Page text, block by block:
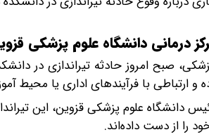
صبح امروز حادثه تیراندازی در
با فرآیند‌های اداری یا محیط
را از دست داده‌اند.